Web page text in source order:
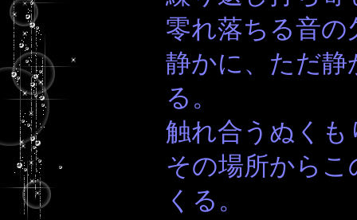
零れ落ちる音の
静かに、ただ静
る。
触れ合うぬくも
その場所から
くる。